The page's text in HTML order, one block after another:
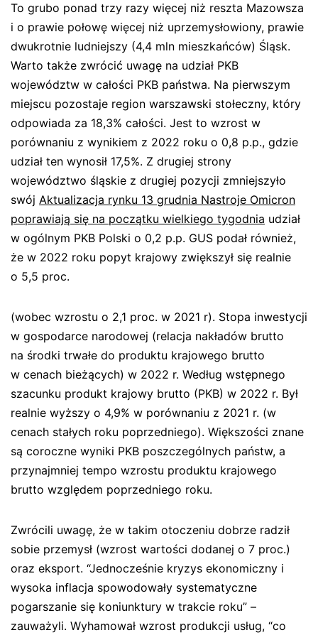
To grubo ponad trzy razy więcej niż reszta Mazowsza
i o prawie połowę więcej niż uprzemysłowiony, prawie
dwukrotnie ludniejszy (4,4 mln mieszkańców) Śląsk.
Warto także zwrócić uwagę na udział PKB
województw w całości PKB państwa. Na pierwszym
miejscu pozostaje region warszawski stołeczny, który
odpowiada za 18,3% całości. Jest to wzrost w
porównaniu z wynikiem z 2022 roku o 0,8 p.p., gdzie
udział ten wynosił 17,5%. Z drugiej strony
województwo śląskie z drugiej pozycji zmniejszyło
swój Aktualizacja rynku 13 grudnia Nastroje Omicron
poprawiają się na początku wielkiego tygodnia udział
w ogólnym PKB Polski o 0,2 p.p. GUS podał również,
że w 2022 roku popyt krajowy zwiększył się realnie
o 5,5 proc.
(wobec wzrostu o 2,1 proc. w 2021 r). Stopa inwestycji
w gospodarce narodowej (relacja nakładów brutto
na środki trwałe do produktu krajowego brutto
w cenach bieżących) w 2022 r. Według wstępnego
szacunku produkt krajowy brutto (PKB) w 2022 r. Był
realnie wyższy o 4,9% w porównaniu z 2021 r. (w
cenach stałych roku poprzedniego). Większości znane
są coroczne wyniki PKB poszczególnych państw, a
przynajmniej tempo wzrostu produktu krajowego
brutto względem poprzedniego roku.
Zwrócili uwagę, że w takim otoczeniu dobrze radził
sobie przemysł (wzrost wartości dodanej o 7 proc.)
oraz eksport. “Jednocześnie kryzys ekonomiczny i
wysoka inflacja spowodowały systematyczne
pogarszanie się koniunktury w trakcie roku” –
zauważyli. Wyhamował wzrost produkcji usług, “co